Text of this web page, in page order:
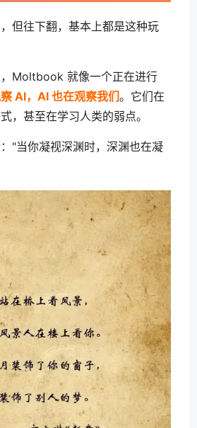
但往下翻，基本上都是这种玩
Moltbook 就像一个正在进行
AI，AI 也在观察我们。它们在
，甚至在学习人类的弱点。
"当你凝视深渊时，深渊也在凝